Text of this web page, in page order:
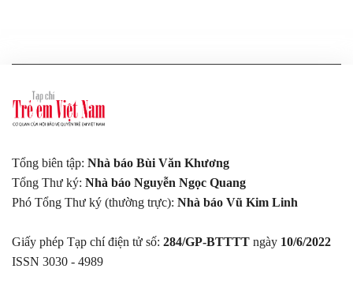
Tổng biên tập: Nhà báo Bùi Văn Khương
Tổng Thư ký: Nhà báo Nguyễn Ngọc Quang
Phó Tổng Thư ký (thường trực): Nhà báo Vũ Kim Linh
Giấy phép Tạp chí điện tử số: 284/GP-BTTTT ngày 10/6/2022
ISSN 3030 - 4989